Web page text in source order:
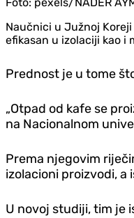
Naučnici u Južnoj
efikasan u izolaciji kao i
Prednost je u tome
„Otpad od kafe se
na Nacionalnom
Prema njegovim
izolacioni proizvodi, a
U novoj studiji, tim je